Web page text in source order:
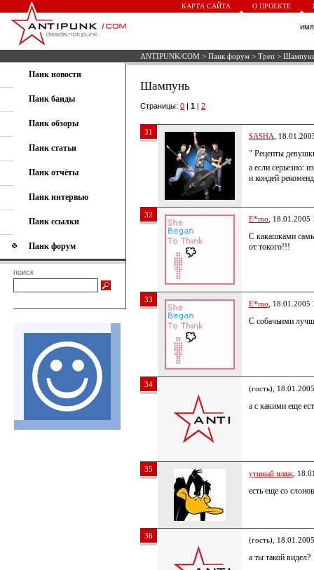
КАРТА САЙТА О ПРОЕКТЕ
ANTIPUNK/COM > Панк форум > Треп >
Панк новости
Панк банды
Панк обзоры
Панк статьи
Панк отчёты
Панк интервью
Панк ссылки
Панк форум
поиск
Шампунь
Страницы: 0 | 1 | 2
31 SASHA ,
" Рецепты
а если серьезно:
и кондей
32 E*mo , 18.01.2005
С какашками
от токого!!!
33 E*mo , 18.01.2005
С собачьими
34 (гость),
а с какими еще
35 утиный пляж ,
есть еще со
36 (гость),
а ты такой видел?